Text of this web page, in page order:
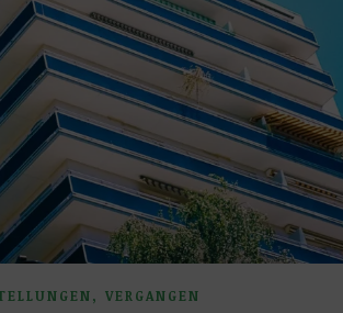
, VERGANGEN